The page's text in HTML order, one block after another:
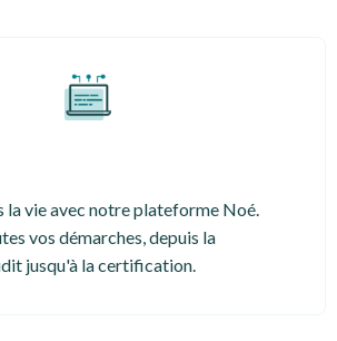
la vie avec notre plateforme Noé.
vos démarches, depuis la
jusqu'à la certification.